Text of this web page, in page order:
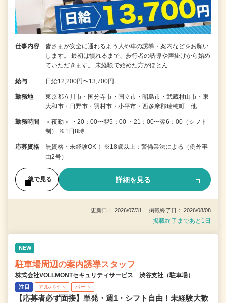
仕事内容
皆さまが安全に通れるよう人や車の誘導・案内などをお願い
します。 最初は慣れるまで、歩行者の誘導や声掛けから始め
ていただきます。 未経験で始めた方がほとん…
給与 日給12,200円〜13,700円
勤務地
東京都立川市・国分寺市・国立市・昭島市・武蔵村山市・東
大和市・日野市・羽村市・小平市・西多摩郡瑞穂町 他
勤務時間
＜夜勤＞ ・20：00〜翌5：00 ・21：00〜翌6：00（シフト
制） ※1日8時…
応募資格
無資格・未経験OK！ ※18歳以上：警備業法による（例外事
由2号）
後で見る 詳細を見る
更新日： 2026/07/31 掲載終了日： 2026/08/08
掲載終了まであと1日
NEW
駐車場周辺の案内誘導スタッフ
株式会社VOLLMONTセキュリティサービス 渋谷支社（駐車場）
注目 アルバイト パート
【応募者必ず面接】単発・週1・シフト自由！未経験大歓